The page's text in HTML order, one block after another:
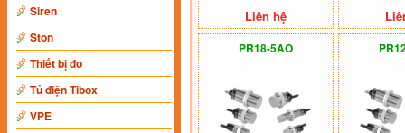
Siren
Ston
Thiết bị đo
Tủ điện Tibox
VPE
Liên hệ
PR18-5AO